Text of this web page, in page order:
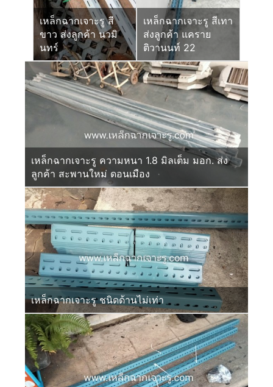
เหล็กฉากเจาะรู สี
ขาว ส่งลูกค้า นวมิ
นทร์
เหล็กฉากเจาะรู สีเทา
ส่งลูกค้า แคราย
ติวานนท์ 22
เหล็กฉากเจาะรู ความหนา 1.8 มิลเต็ม มอก. ส่ง
ลูกค้า สะพานใหม่ ดอนเมือง
เหล็กฉากเจาะรู ชนิดด้านไม่เท่า